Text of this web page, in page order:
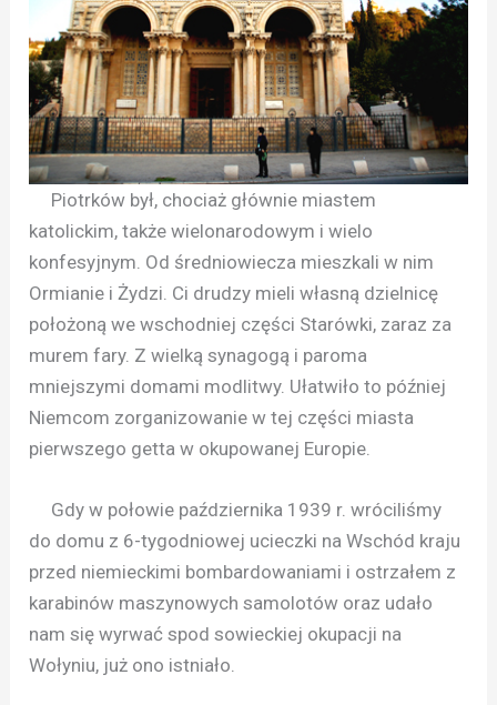
Piotrków był, chociaż głównie miastem
katolickim, także wielonarodowym i wielo
konfesyjnym. Od średniowiecza mieszkali w nim
Ormianie i Żydzi. Ci drudzy mieli własną dzielnicę
położoną we wschodniej części Starówki, zaraz za
murem fary. Z wielką synagogą i paroma
mniejszymi domami modlitwy. Ułatwiło to później
Niemcom zorganizowanie w tej części miasta
pierwszego getta w okupowanej Europie.
Gdy w połowie października 1939 r. wróciliśmy
do domu z 6-tygodniowej ucieczki na Wschód kraju
przed niemieckimi bombardowaniami i ostrzałem z
karabinów maszynowych samolotów oraz udało
nam się wyrwać spod sowieckiej okupacji na
Wołyniu, już ono istniało.